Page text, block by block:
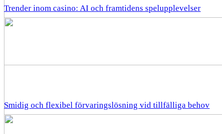
Trender inom casino: AI och framtidens spelupplevelser
Smidig och flexibel förvaringslösning vid tillfälliga behov